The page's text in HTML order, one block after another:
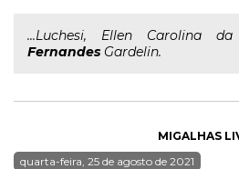
...Luchesi, Ellen Carolina
Fernandes Gardelin.
MIGALHAS
quarta-feira, 25 de agosto de 2021